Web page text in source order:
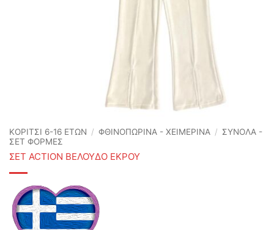
ΚΟΡΙΤΣΙ 6-16 ΕΤΩΝ / ΦΘΙΝΟΠΩΡΙΝΆ - ΧΕΙΜΕΡΙΝΆ / ΣΥΝΟΛΑ -
ΣΕΤ ΦΟΡΜΕΣ
ΣΕΤ ACTION ΒΕΛΟΥΔΟ ΕΚΡΟΥ